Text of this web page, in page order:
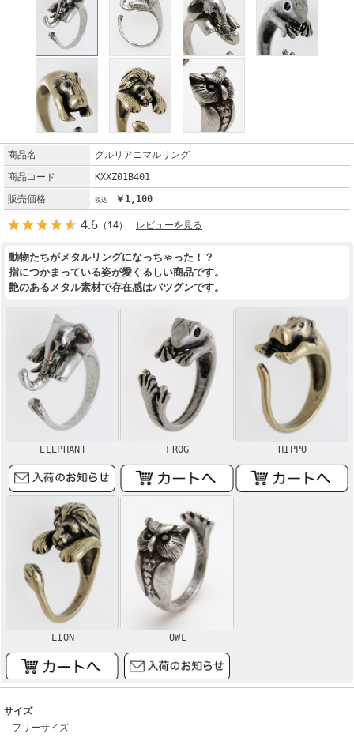
商品名
グルリアニマルリング
商品コード
KXXZ01B401
販売価格
￥1,100
4.6 （14） レビューを見る
動物たちがメタルリングになっちゃった！？
指につかまっている姿が愛くるしい商品です。
艶のあるメタル素材で存在感はバツグンです。
ELEPHANT FROG HIPPO
LION OWL
サイズ
フリーサイズ